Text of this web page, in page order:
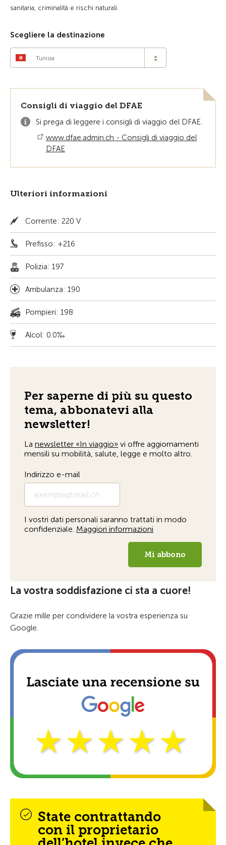
sanitaria, criminalità e rischi naturali.
Scegliere la destinazione
Tunisia
Consigli di viaggio del DFAE
Si prega di leggere i consigli di viaggio del DFAE.
www.dfae.admin.ch - Consigli di viaggio del
DFAE
Ulteriori informazioni
Corrente: 220 V
Prefisso: +216
Polizia: 197
Ambulanza: 190
Pompieri: 198
Alcol: 0.0‰
La vostra soddisfazione ci sta a cuore!
Grazie mille per condividere la vostra esperienza su
Google.
State contrattando
con il proprietario